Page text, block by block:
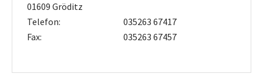
01609 Gröditz
Telefon:
035263 67417
Fax:
035263 67457